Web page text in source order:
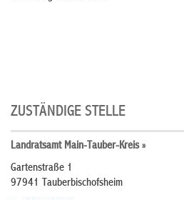
ZUSTÄNDIGE STELLE
Landratsamt Main-Tauber-Kreis »
Gartenstraße 1
97941 Tauberbischofsheim